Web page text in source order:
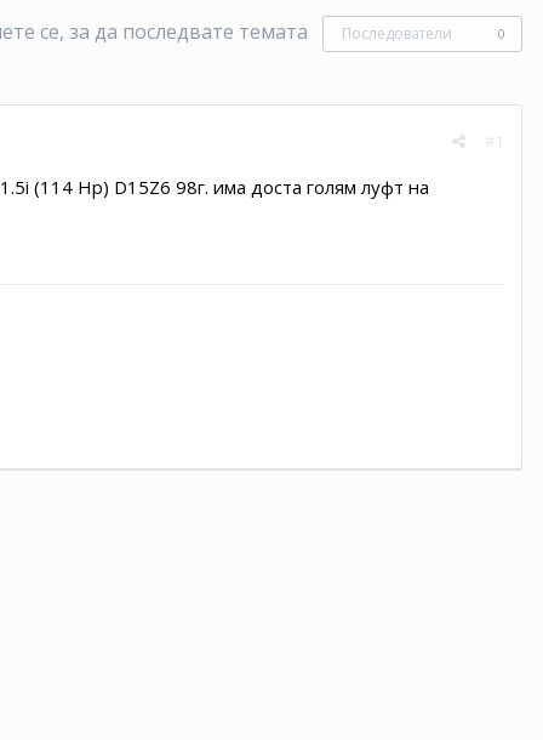
се, за да последвате темата Последователи 0
#1
(114 Hp) D15Z6 98г. има доста голям луфт на